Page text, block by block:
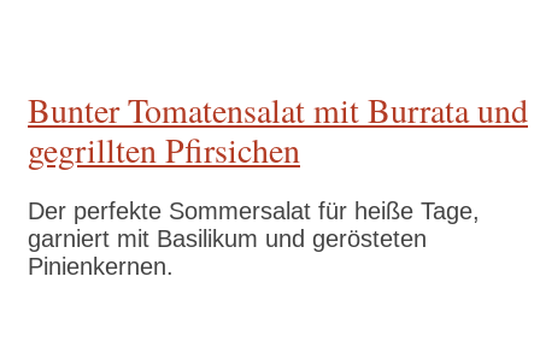
Bunter Tomatensalat mit Burrata und
gegrillten Pfirsichen
Der perfekte Sommersalat für heiße Tage,
garniert mit Basilikum und gerösteten
Pinienkernen.